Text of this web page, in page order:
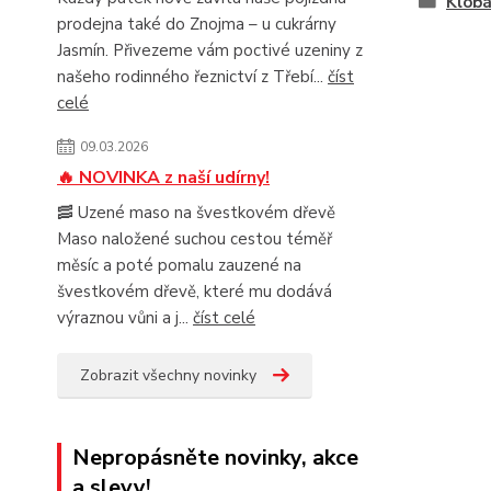
prodejna také do Znojma – u cukrárny
Jasmín. Přivezeme vám poctivé uzeniny z
našeho rodinného řeznictví z Třebí... číst
celé
09.03.2026
🔥 NOVINKA z naší udírny!
🥓 Uzené maso na švestkovém dřevě
Maso naložené suchou cestou téměř
měsíc a poté pomalu zauzené na
švestkovém dřevě, které mu dodává
výraznou vůni a j... číst celé
Zobrazit všechny novinky
Nepropásněte novinky, akce